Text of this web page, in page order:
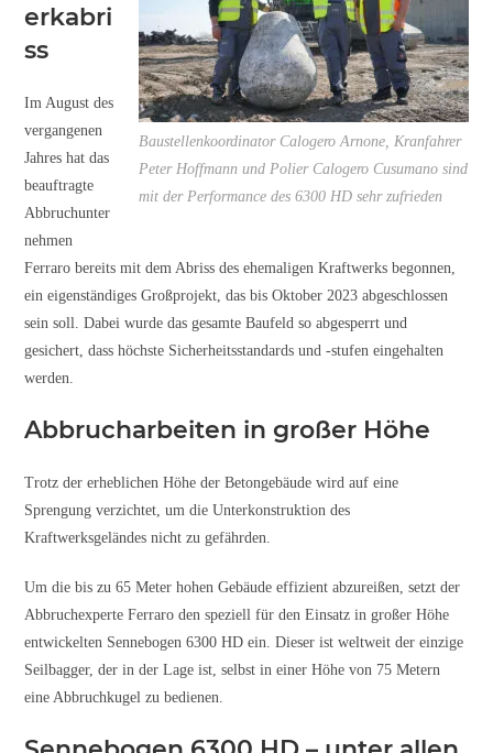
Baustellenkoordinator Calogero Arnone, Kranfahrer
Peter Hoffmann und Polier Calogero Cusumano sind
mit der Performance des 6300 HD sehr zufrieden
erkabri
ss
Im August des
vergangenen
Jahres hat das
beauftragte
Abbruchunter
nehmen
Ferraro bereits mit dem Abriss des ehemaligen Kraftwerks begonnen,
ein eigenständiges Großprojekt, das bis Oktober 2023 abgeschlossen
sein soll. Dabei wurde das gesamte Baufeld so abgesperrt und
gesichert, dass höchste Sicherheitsstandards und -stufen eingehalten
werden.
Abbrucharbeiten in großer Höhe
Trotz der erheblichen Höhe der Betongebäude wird auf eine
Sprengung verzichtet, um die Unterkonstruktion des
Kraftwerksgeländes nicht zu gefährden.
Um die bis zu 65 Meter hohen Gebäude effizient abzureißen, setzt der
Abbruchexperte Ferraro den speziell für den Einsatz in großer Höhe
entwickelten Sennebogen 6300 HD ein. Dieser ist weltweit der einzige
Seilbagger, der in der Lage ist, selbst in einer Höhe von 75 Metern
eine Abbruchkugel zu bedienen.